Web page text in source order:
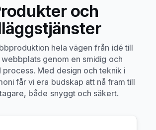
och
hela vägen från idé till
genom en smidig och
Med design och teknik i
får vi era budskap att nå fram till
både snyggt och säkert.